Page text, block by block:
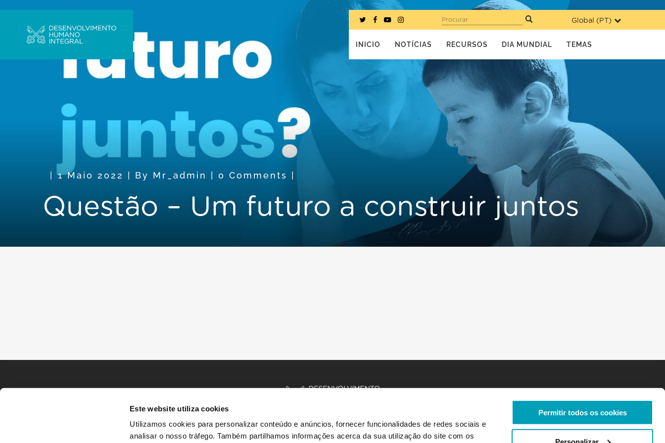
Este website utiliza cookies
Utilizamos cookies para personalizar conteúdo e anúncios, fornecer funcionalidades de redes sociais e
analisar o nosso tráfego. Também partilhamos informações acerca da sua utilização do site com os
Permitir todos os cookies
Global (PT)
Procurar
INICIO NOTÍCIAS RECURSOS DIA MUNDIAL TEMAS
1 Maio 2022 By Mr_admin 0 Comments
Questão – Um futuro a construir juntos
INÍCIO HISTÓRIAS RECURSOS